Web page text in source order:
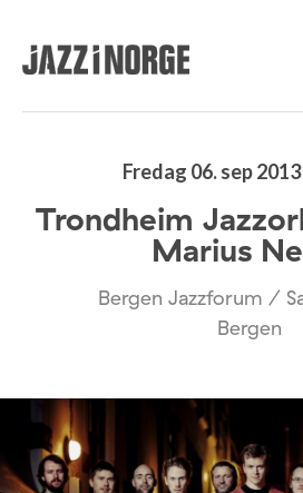
Fredag 06. sep
Trondheim
Marius
Bergen Jazzforum /
Bergen